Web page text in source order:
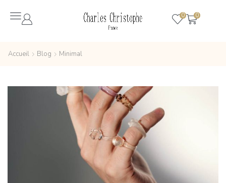
0 0
Accueil Blog Minimal